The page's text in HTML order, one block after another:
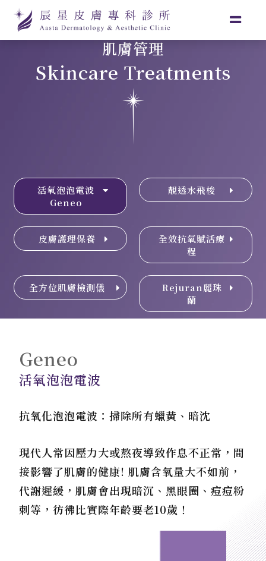
肌膚管理
Skincare Treatments
活氧泡泡電波
Geneo
靚透水飛梭
皮膚護理保養
全效抗氧賦活療
程
全方位肌膚檢測儀
Rejuran麗珠
蘭
Geneo
活氧泡泡電波
抗氧化泡泡電波：掃除所有蠟黃、暗沈
現代人常因壓力大或熬夜導致作息不正常，間
接影響了肌膚的健康! 肌膚含氧量大不如前，
代謝遲緩，肌膚會出現暗沉、黑眼圈、痘痘粉
刺等，彷彿比實際年齡要老10歲！